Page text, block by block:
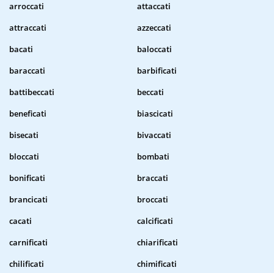
arroccati
attaccati
attraccati
azzeccati
bacati
baloccati
baraccati
barbificati
battibeccati
beccati
beneficati
biascicati
bisecati
bivaccati
bloccati
bombati
bonificati
braccati
brancicati
broccati
cacati
calcificati
carnificati
chiarificati
chilificati
chimificati